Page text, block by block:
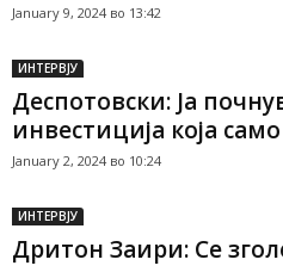
January 9, 2024 во 13:42
ИНТЕРВЈУ
Деспотовски: Ја
инвестиција која
January 2, 2024 во 10:24
ИНТЕРВЈУ
Дритон Заири: Се